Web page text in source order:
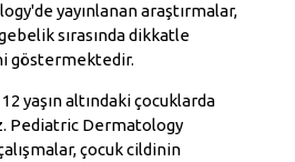
yayınlanan araştırmalar,
sırasında dikkatle
göstermektedir.
12 yaşın altındaki çocuklarda
Pediatric Dermatology
çocuk cildinin